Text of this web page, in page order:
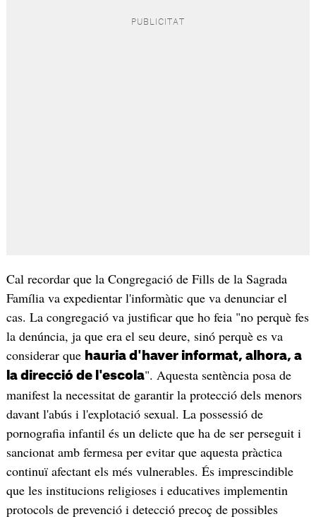
Cal recordar que la Congregació de Fills de la Sagrada
Família va expedientar l'informàtic que va denunciar el
cas. La congregació va justificar que ho feia "no perquè fes
la denúncia, ja que era el seu deure, sinó perquè es va
considerar que hauria d'haver informat, alhora, a
la direcció de l'escola". Aquesta sentència posa de
manifest la necessitat de garantir la protecció dels menors
davant l'abús i l'explotació sexual. La possessió de
pornografia infantil és un delicte que ha de ser perseguit i
sancionat amb fermesa per evitar que aquesta pràctica
continuï afectant els més vulnerables. És imprescindible
que les institucions religioses i educatives implementin
protocols de prevenció i detecció precoç de possibles